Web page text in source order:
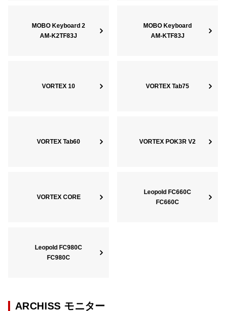
MOBO Keyboard 2
AM-K2TF83J
MOBO Keyboard
AM-KTF83J
VORTEX 10 VORTEX Tab75
VORTEX Tab60 VORTEX POK3R V2
VORTEX CORE
Leopold FC660C
FC660C
Leopold FC980C
FC980C
ARCHISS モニター